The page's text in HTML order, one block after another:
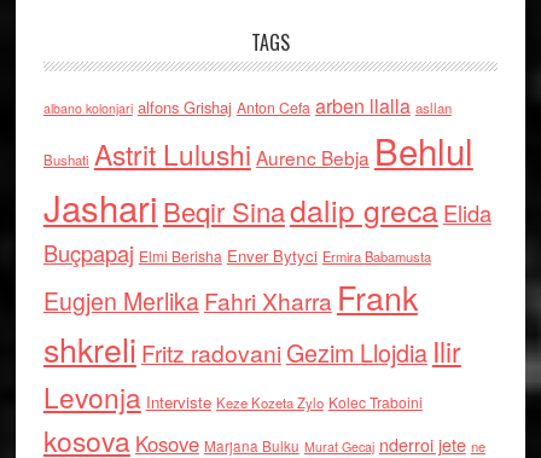
TAGS
albano kolonjari alfons Grishaj Anton Cefa arben llalla asllan
Bushati Astrit Lulushi Aurenc Bebja Behlul
Jashari Beqir Sinadalip grecaElida
Buçpapaj Elmi Berisha Enver Bytyci Ermira Babamusta
Eugjen MerlikaFahri Xharra Frank
shkreli Fritz radovaniGezim Llojdia Ilir
Levonja Interviste Keze Kozeta Zylo Kolec Traboini
kosova Kosove Marjana Bulku Murat Gecaj nderroi jete ne